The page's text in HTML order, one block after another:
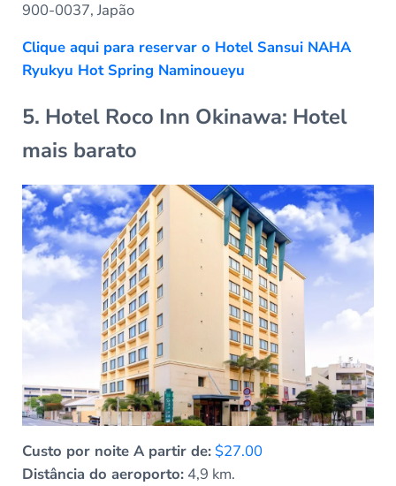
900-0037, Japão
Clique aqui para reservar o Hotel Sansui NAHA
Ryukyu Hot Spring Naminoueyu
5. Hotel Roco Inn Okinawa: Hotel
mais barato
Custo por noite A partir de: $27.00
Distância do aeroporto:4,9 km.